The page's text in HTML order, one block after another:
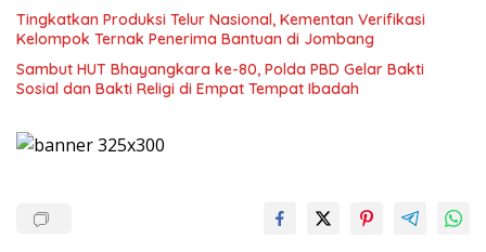
Tingkatkan Produksi Telur Nasional, Kementan Verifikasi
Kelompok Ternak Penerima Bantuan di Jombang
Sambut HUT Bhayangkara ke-80, Polda PBD Gelar Bakti
Sosial dan Bakti Religi di Empat Tempat Ibadah